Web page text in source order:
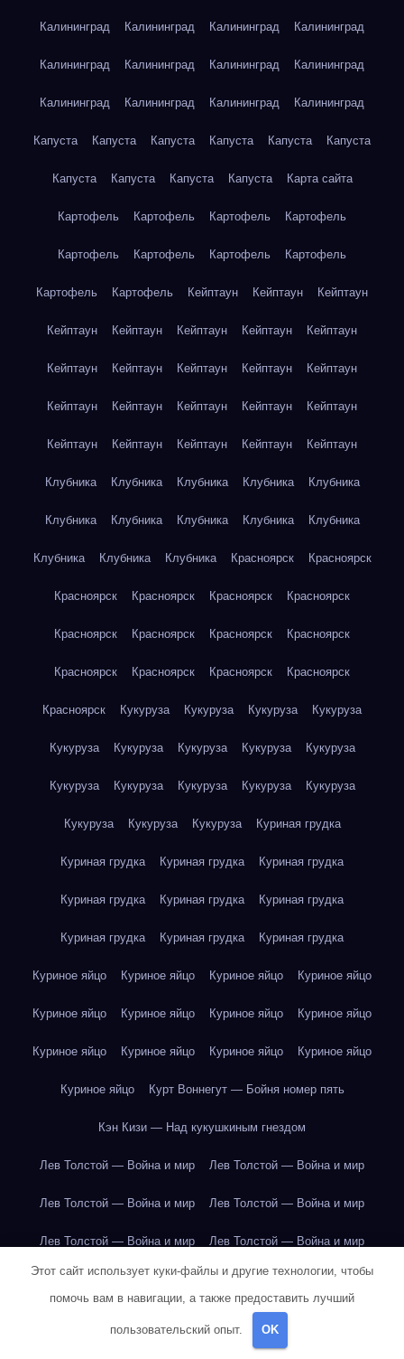
Калининград Калининград Калининград Калининград
Калининград Калининград Калининград Калининград
Калининград Калининград Калининград Калининград
Капуста Капуста Капуста Капуста Капуста Капуста
Капуста Капуста Капуста Капуста Карта сайта
Картофель Картофель Картофель Картофель
Картофель Картофель Картофель Картофель
Картофель Картофель Кейптаун Кейптаун Кейптаун
Кейптаун Кейптаун Кейптаун Кейптаун Кейптаун
Кейптаун Кейптаун Кейптаун Кейптаун Кейптаун
Кейптаун Кейптаун Кейптаун Кейптаун Кейптаун
Кейптаун Кейптаун Кейптаун Кейптаун Кейптаун
Клубника Клубника Клубника Клубника Клубника
Клубника Клубника Клубника Клубника Клубника
Клубника Клубника Клубника Красноярск Красноярск
Красноярск Красноярск Красноярск Красноярск
Красноярск Красноярск Красноярск Красноярск
Красноярск Красноярск Красноярск Красноярск
Красноярск Кукуруза Кукуруза Кукуруза Кукуруза
Кукуруза Кукуруза Кукуруза Кукуруза Кукуруза
Кукуруза Кукуруза Кукуруза Кукуруза Кукуруза
Кукуруза Кукуруза Кукуруза Куриная грудка
Куриная грудка Куриная грудка Куриная грудка
Куриная грудка Куриная грудка Куриная грудка
Куриная грудка Куриная грудка Куриная грудка
Куриное яйцо Куриное яйцо Куриное яйцо Куриное яйцо
Куриное яйцо Куриное яйцо Куриное яйцо Куриное яйцо
Куриное яйцо Куриное яйцо Куриное яйцо Куриное яйцо
Куриное яйцо Курт Воннегут — Бойня номер пять
Кэн Кизи — Над кукушкиным гнездом
Лев Толстой — Война и мир Лев Толстой — Война и мир
Лев Толстой — Война и мир Лев Толстой — Война и мир
Лев Толстой — Война и мир Лев Толстой — Война и мир
Лев Толстой — Война и мир Лев Толстой — Война и мир
Лев Толстой — Война и мир
Этот сайт использует куки-файлы и другие технологии, чтобы
помочь вам в навигации, а также предоставить лучший
пользовательский опыт. OK